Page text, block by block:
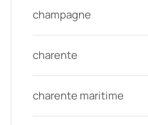
champagne
charente
charente maritime